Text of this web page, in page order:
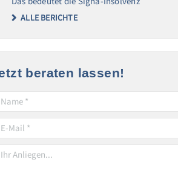
ALLE BERICHTE
beraten lassen!